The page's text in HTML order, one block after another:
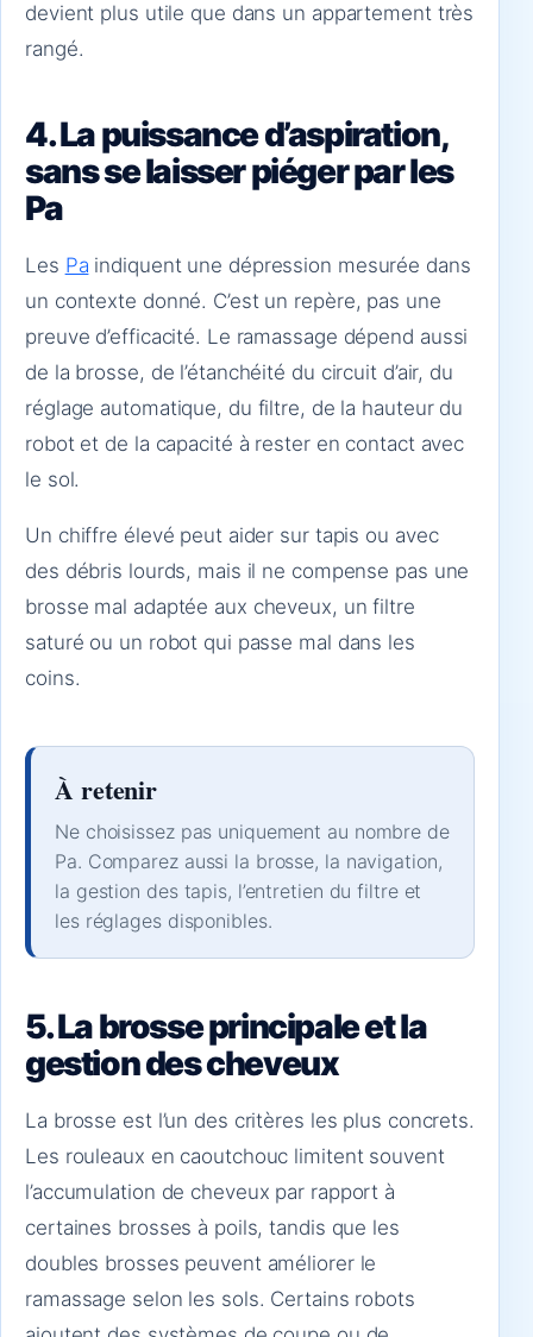
devient plus utile que dans un appartement très
rangé.
4. La puissance d’aspiration,
sans se laisser piéger par les
Pa
Les Pa indiquent une dépression mesurée dans
un contexte donné. C’est un repère, pas une
preuve d’efficacité. Le ramassage dépend aussi
de la brosse, de l’étanchéité du circuit d’air, du
réglage automatique, du filtre, de la hauteur du
robot et de la capacité à rester en contact avec
le sol.
Un chiffre élevé peut aider sur tapis ou avec
des débris lourds, mais il ne compense pas une
brosse mal adaptée aux cheveux, un filtre
saturé ou un robot qui passe mal dans les
coins.
À retenir
Ne choisissez pas uniquement au nombre de
Pa. Comparez aussi la brosse, la navigation,
la gestion des tapis, l’entretien du filtre et
les réglages disponibles.
5. La brosse principale et la
gestion des cheveux
La brosse est l’un des critères les plus concrets.
Les rouleaux en caoutchouc limitent souvent
l’accumulation de cheveux par rapport à
certaines brosses à poils, tandis que les
doubles brosses peuvent améliorer le
ramassage selon les sols. Certains robots